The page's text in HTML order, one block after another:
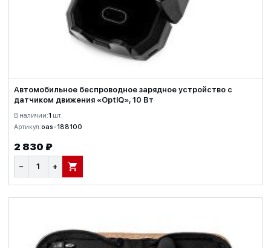
Автомобильное беспроводное зарядное устройство с
датчиком движения «OptIQ», 10 Вт
В наличии:1 шт.
Артикул:oas-188100
2 830 ₽
− + В КОРЗИНУ